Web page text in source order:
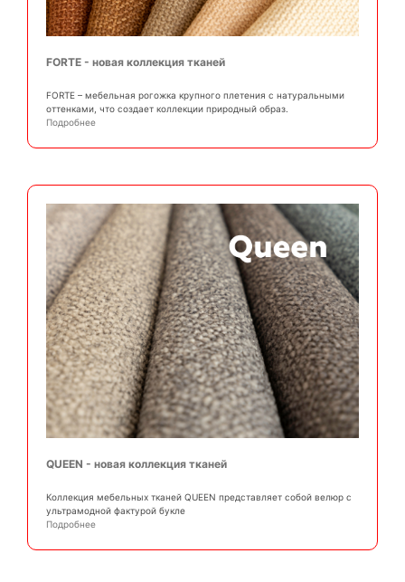
FORTE - новая коллекция тканей
FORTE – мебельная рогожка крупного плетения с натуральными
оттенками, что создает коллекции природный образ.
Подробнее
QUEEN - новая коллекция тканей
Коллекция мебельных тканей QUEEN представляет собой велюр с
ультрамодной фактурой букле
Подробнее